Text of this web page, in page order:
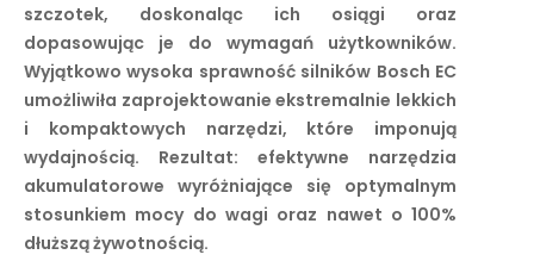
szczotek, doskonaląc ich osiągi oraz
dopasowując je do wymagań użytkowników.
Wyjątkowo wysoka sprawność silników Bosch EC
umożliwiła zaprojektowanie ekstremalnie lekkich
i kompaktowych narzędzi, które imponują
wydajnością. Rezultat: efektywne narzędzia
akumulatorowe wyróżniające się optymalnym
stosunkiem mocy do wagi oraz nawet o 100%
dłuższą żywotnością.